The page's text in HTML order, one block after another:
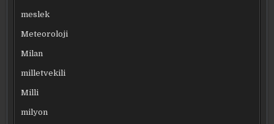
meslek
Meteoroloji
Milan
milletvekili
Milli
milyon